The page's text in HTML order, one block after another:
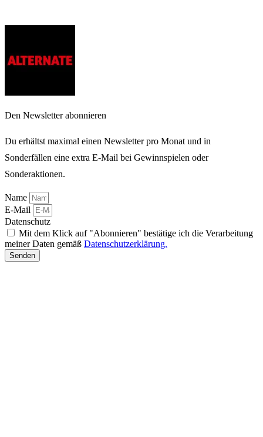
Den Newsletter abonnieren
Du erhältst maximal einen Newsletter pro Monat und in
Sonderfällen eine extra E-Mail bei Gewinnspielen oder
Sonderaktionen.
Name
E-Mail
Datenschutz
Mit dem Klick auf "Abonnieren" bestätige ich die Verarbeitung
meiner Daten gemäß Datenschutzerklärung.
Senden